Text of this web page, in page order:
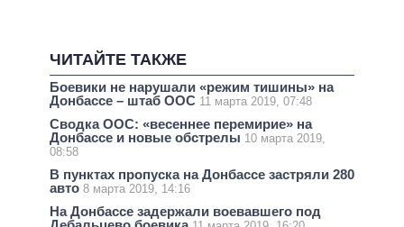
ЧИТАЙТЕ ТАКЖЕ
Боевики не нарушали «режим тишины» на
Донбассе – штаб ООС 11 марта 2019, 07:48
Сводка ООС: «весеннее перемирие» на
Донбассе и новые обстрелы 10 марта 2019,
08:58
В пунктах пропуска на Донбассе застряли 280
авто 8 марта 2019, 14:16
На Донбассе задержали воевавшего под